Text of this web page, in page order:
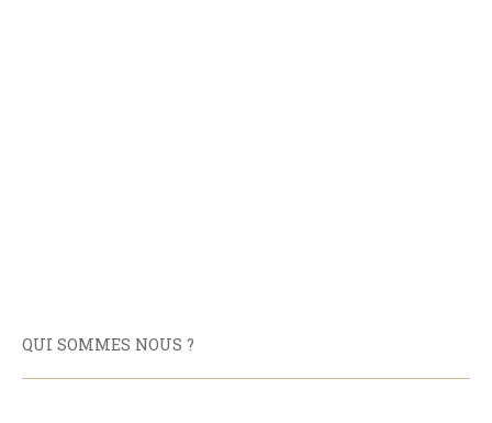
QUI SOMMES NOUS ?